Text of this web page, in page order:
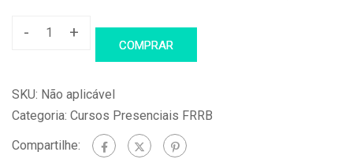
-
ACLS
Avançado
Vida
+
COMPRAR
SKU: Não aplicável
Categoria: Cursos Presenciais FRRB
Compartilhe: